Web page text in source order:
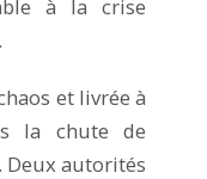
à la crise
et livrée à
la chute de
Deux autorités